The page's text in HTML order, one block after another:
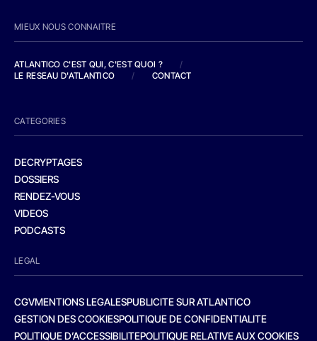
MIEUX NOUS CONNAITRE
ATLANTICO C'EST QUI, C'EST QUOI ?
/
LE RESEAU D'ATLANTICO
/ CONTACT
CATEGORIES
DECRYPTAGES
DOSSIERS
RENDEZ-VOUS
VIDEOS
PODCASTS
LEGAL
CGVMENTIONS LEGALESPUBLICITE SUR ATLANTICO
GESTION DES COOKIESPOLITIQUE DE CONFIDENTIALITE
POLITIQUE D’ACCESSIBILITEPOLITIQUE RELATIVE AUX COOKIES